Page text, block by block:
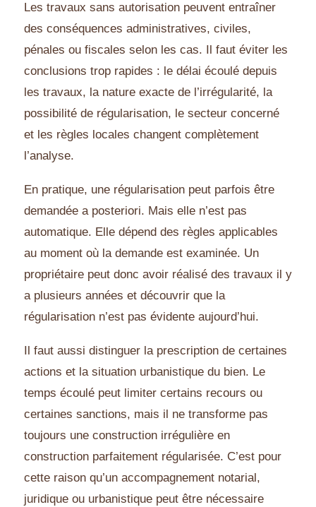
Les travaux sans autorisation peuvent entraîner
des conséquences administratives, civiles,
pénales ou fiscales selon les cas. Il faut éviter les
conclusions trop rapides : le délai écoulé depuis
les travaux, la nature exacte de l’irrégularité, la
possibilité de régularisation, le secteur concerné
et les règles locales changent complètement
l’analyse.
En pratique, une régularisation peut parfois être
demandée a posteriori. Mais elle n’est pas
automatique. Elle dépend des règles applicables
au moment où la demande est examinée. Un
propriétaire peut donc avoir réalisé des travaux il y
a plusieurs années et découvrir que la
régularisation n’est pas évidente aujourd’hui.
Il faut aussi distinguer la prescription de certaines
actions et la situation urbanistique du bien. Le
temps écoulé peut limiter certains recours ou
certaines sanctions, mais il ne transforme pas
toujours une construction irrégulière en
construction parfaitement régularisée. C’est pour
cette raison qu’un accompagnement notarial,
juridique ou urbanistique peut être nécessaire